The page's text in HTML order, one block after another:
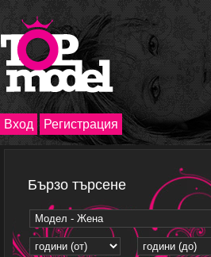
Вход Регистрация
Бързо търсене